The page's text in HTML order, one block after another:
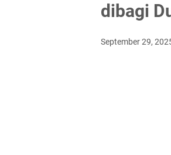
dibagi
September 29,